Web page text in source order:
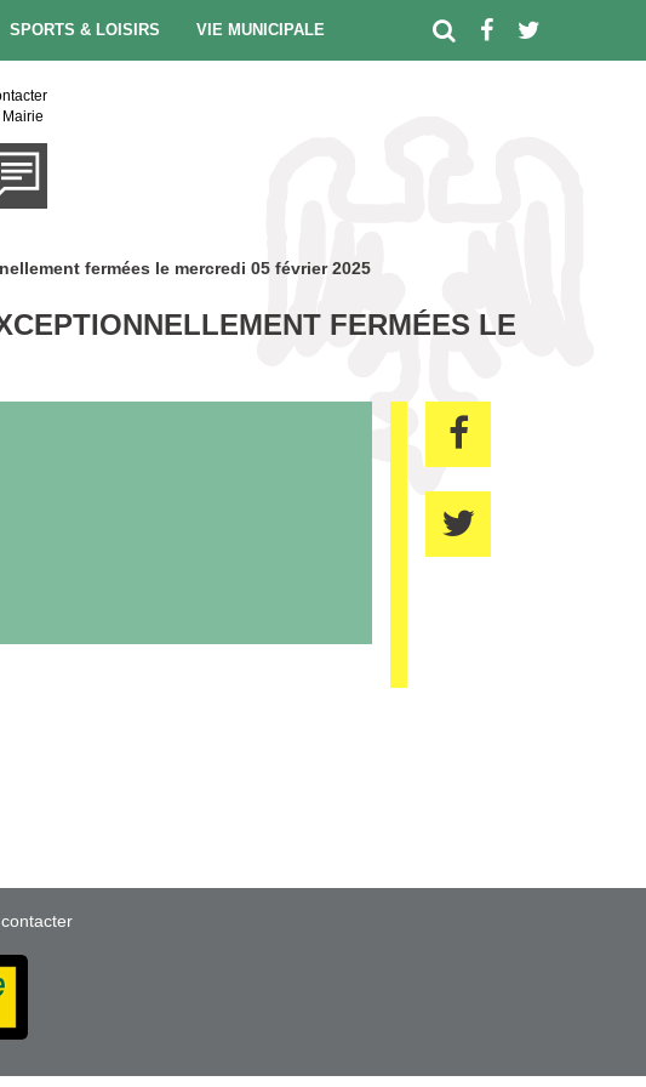
SPORTS & LOISIRS VIE MUNICIPALE
Mairie
fermées le mercredi 05 février 2025
FERMÉES LE